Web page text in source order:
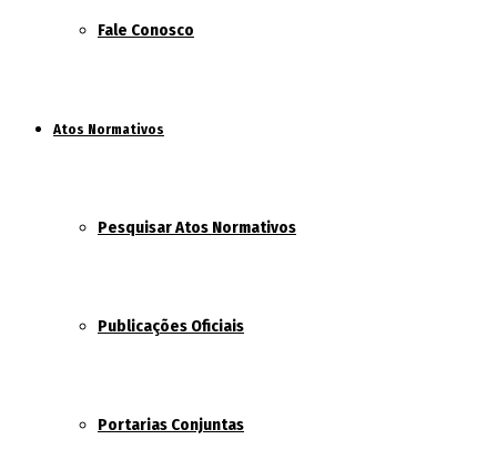
Fale Conosco
Atos Normativos
Pesquisar Atos Normativos
Publicações Oficiais
Portarias Conjuntas